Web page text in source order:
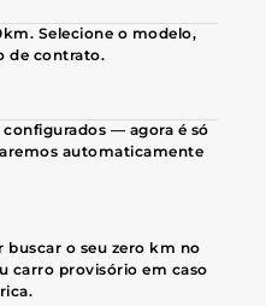
Selecione o modelo,
de contrato.
configurados — agora é só
automaticamente
buscar o seu zero km no
carro provisório em caso